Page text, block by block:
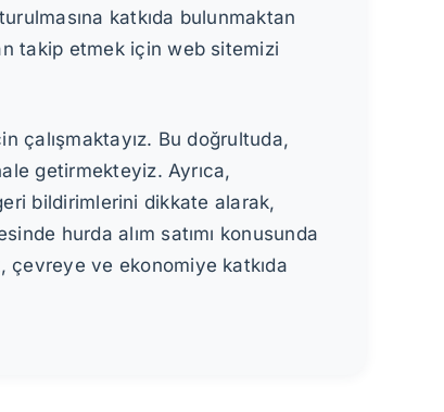
katkıda bulunmaktan
takip etmek için web sitemizi
çalışmaktayız. Bu doğrultuda,
getirmekteyiz. Ayrıca,
bildirimlerini dikkate alarak,
hurda alım satımı konusunda
çevreye ve ekonomiye katkıda